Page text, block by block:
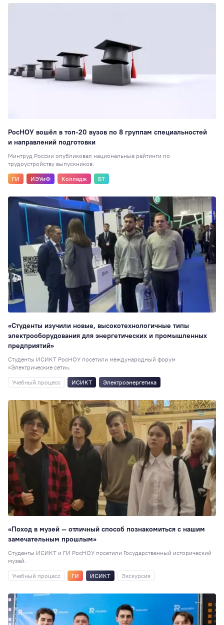
6
Вокальная студия
Настольные игры
РосНОУ вошёл в топ-20 вузов по 8 группам специальностей
и направлений подготовки
Минтруд России опубликовал национальные рейтинги по
трудоустройству выпускников.
ГИ
ИЭУиФ Колледж БТ
«Студенты изучили новые, высокотехнологичные типы
электрооборудования для энергетических и промышленных
предприятий»
Студенты ИСИКТ РосНОУ посетили международный форум
«Электрические сети».
Учебный процесс
ИСИКТ Электроэнергетика
«Поход в музей — отличный способ познакомиться с нашим
замечательным прошлым»
Студенты ИСИКТ и ГИ РосНОУ посетили Государственный исторический
музей.
Учебный процесс
ГИ ИСИКТ Экскурсия